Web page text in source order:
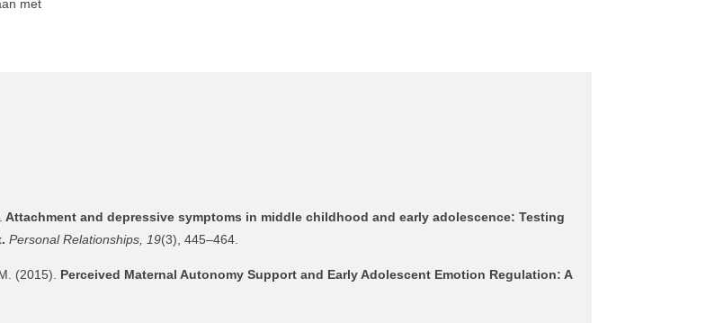
met
Attachment and depressive symptoms in middle childhood and early adolescence: Testing
Personal Relationships, 19(3), 445–464.
(2015). Perceived Maternal Autonomy Support and Early Adolescent Emotion Regulation: A